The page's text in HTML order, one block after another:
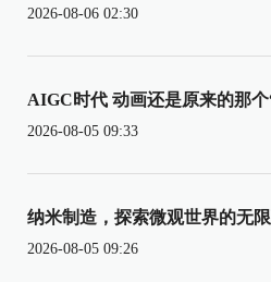
2026-08-06 02:30
AIGC时代 动画还是原来的那
2026-08-05 09:33
纳米制造，探索微观世界的无
2026-08-05 09:26